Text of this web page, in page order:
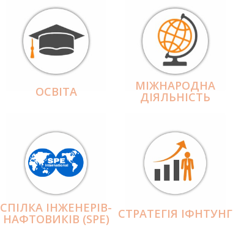
ОСВІТА МІЖНАРОДНА
ДІЯЛЬНІCТЬ
СПІЛКА ІНЖЕНЕРІВ-
НАФТОВИКІВ (SPE) СТРАТЕГІЯ ІФНТУНГ